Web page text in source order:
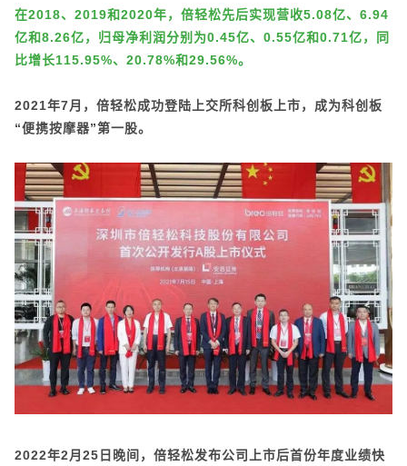
在2018、2019和2020年，倍轻松先后实现营收5.08亿、6.94
亿和8.26亿，归母净利润分别为0.45亿、0.55亿和0.71亿，同
比增长115.95%、20.78%和29.56%。
2021年7月，倍轻松成功登陆上交所科创板上市，成为科创板
“便携按摩器”第一股。
2022年2月25日晚间，倍轻松发布公司上市后首份年度业绩快